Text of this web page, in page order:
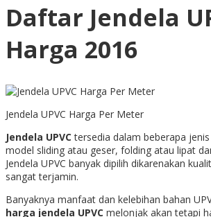
Daftar Jendela
Harga 2016
Jendela UPVC Harga Per Meter
Jendela UPVCtersedia dalam beberapa
model sliding atau geser, folding atau lipat
Jendela UPVC banyak dipilih dikarenakan
sangat terjamin.
Banyaknya manfaat dan kelebihan bahan
harga jendela UPVC melonjak akan tetapi